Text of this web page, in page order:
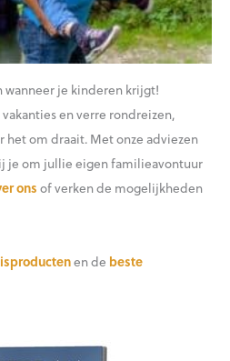
wanneer je kinderen krijgt!
en verre rondreizen,
het om draait. Met onze adviezen
je om jullie eigen familieavontuur
onsof verken de mogelijkheden
en de beste